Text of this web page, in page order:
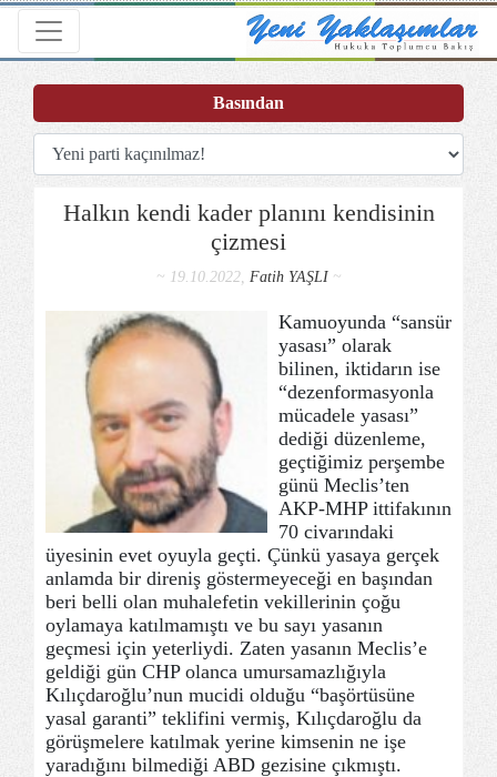
Toggle navigation
Halkın kendi kader planını kendisinin
çizmesi
~ 19.10.2022, Fatih YAŞLI~
Kamuoyunda “sansür
yasası” olarak
bilinen, iktidarın ise
“dezenformasyonla
mücadele yasası”
dediği düzenleme,
geçtiğimiz perşembe
günü Meclis’ten
AKP-MHP ittifakının
70 civarındaki
üyesinin evet oyuyla geçti. Çünkü yasaya gerçek
anlamda bir direniş göstermeyeceği en başından
beri belli olan muhalefetin vekillerinin çoğu
oylamaya katılmamıştı ve bu sayı yasanın
geçmesi için yeterliydi. Zaten yasanın Meclis’e
geldiği gün CHP olanca umursamazlığıyla
Kılıçdaroğlu’nun mucidi olduğu “başörtüsüne
yasal garanti” teklifini vermiş, Kılıçdaroğlu da
görüşmelere katılmak yerine kimsenin ne işe
yaradığını bilmediği ABD gezisine çıkmıştı.
Basından